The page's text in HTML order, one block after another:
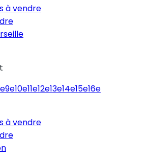
à vendre
9e10e11e12e13e14e15e16e
à vendre